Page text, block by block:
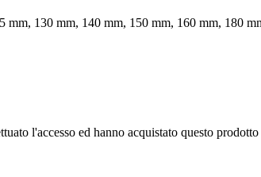
mm, 130 mm, 140 mm, 150 mm, 160 mm, 180
l'accesso ed hanno acquistato questo